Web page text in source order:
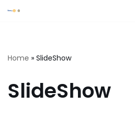
Home » SlideShow
SlideShow